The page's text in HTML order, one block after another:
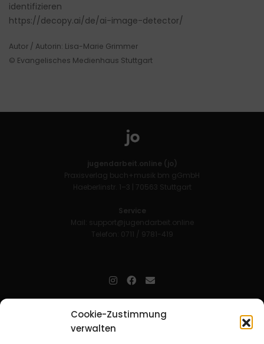
Cookie-Zustimmung
verwalten
identifizieren
https://decopy.ai/de/ai-image-detector/
Autor / Autorin: Lisa-Marie Grimmer
© Evangelisches Medienhaus Stuttgart
jugendarbeit.online (jo)
Praxisverlag buch+musik bm gGmbH
Haeberlinstr. 1–3 | 70563 Stuttgart
Service
Mail: support@jugendarbeit.online
Telefon: 0711 / 9781-419
Mitarbeitende in der christlichen Kinder-, Jugend- und jungen
Erwachsenenarbeit. Aufjofindet man unkompliziert und schnell